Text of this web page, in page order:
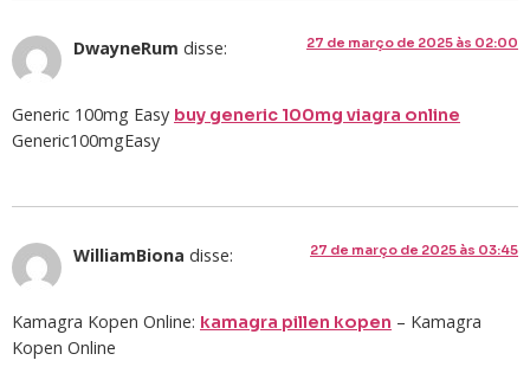
DwayneRum disse: 27 de março de 2025 às 02:00
Generic 100mg Easy buy generic 100mg viagra online
Generic100mgEasy
WilliamBiona disse: 27 de março de 2025 às 03:45
Kamagra Kopen Online: kamagra pillen kopen – Kamagra
Kopen Online